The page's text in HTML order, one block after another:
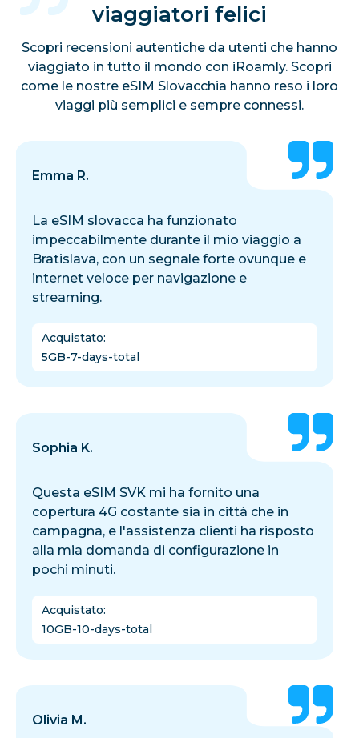
viaggiatori felici
Scopri recensioni autentiche da utenti che hanno
viaggiato in tutto il mondo con iRoamly. Scopri
come le nostre eSIM Slovacchia hanno reso i loro
viaggi più semplici e sempre connessi.
Emma R.
La eSIM slovacca ha funzionato
impeccabilmente durante il mio viaggio a
Bratislava, con un segnale forte ovunque e
internet veloce per navigazione e
streaming.
Acquistato:
5GB-7-days-total
Sophia K.
Questa eSIM SVK mi ha fornito una
copertura 4G costante sia in città che in
campagna, e l'assistenza clienti ha risposto
alla mia domanda di configurazione in
pochi minuti.
Acquistato:
10GB-10-days-total
Olivia M.